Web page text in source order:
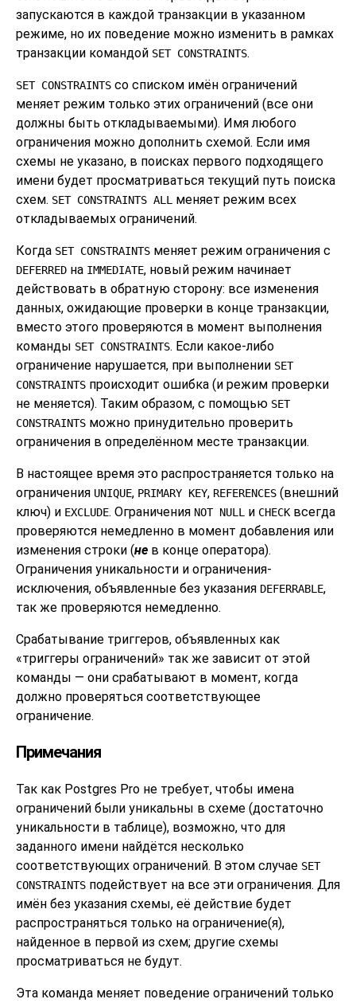
запускаются в каждой транзакции в указанном
режиме, но их поведение можно изменить в рамках
транзакции командой SET CONSTRAINTS.
SET CONSTRAINTS со списком имён ограничений
меняет режим только этих ограничений (все они
должны быть откладываемыми). Имя любого
ограничения можно дополнить схемой. Если имя
схемы не указано, в поисках первого подходящего
имени будет просматриваться текущий путь поиска
схем. SET CONSTRAINTS ALL меняет режим всех
откладываемых ограничений.
Когда SET CONSTRAINTS меняет режим ограничения с
DEFERRED на IMMEDIATE, новый режим начинает
действовать в обратную сторону: все изменения
данных, ожидающие проверки в конце транзакции,
вместо этого проверяются в момент выполнения
команды SET CONSTRAINTS. Если какое-либо
ограничение нарушается, при выполнении SET
CONSTRAINTS происходит ошибка (и режим проверки
не меняется). Таким образом, с помощью SET
CONSTRAINTS можно принудительно проверить
ограничения в определённом месте транзакции.
В настоящее время это распространяется только на
ограничения UNIQUE, PRIMARY KEY, REFERENCES (внешний
ключ) и EXCLUDE. Ограничения NOT NULL и CHECKвсегда
проверяются немедленно в момент добавления или
изменения строки (не в конце оператора).
Ограничения уникальности и ограничения-
исключения, объявленные без указания DEFERRABLE,
так же проверяются немедленно.
Срабатывание триггеров, объявленных как
«триггеры ограничений» так же зависит от этой
команды — они срабатывают в момент, когда
должно проверяться соответствующее
ограничение.
Примечания
Так как Postgres Pro не требует, чтобы имена
ограничений были уникальны в схеме (достаточно
уникальности в таблице), возможно, что для
заданного имени найдётся несколько
соответствующих ограничений. В этом случае SET
CONSTRAINTS подействует на все эти ограничения. Для
имён без указания схемы, её действие будет
распространяться только на ограничение(я),
найденное в первой из схем; другие схемы
просматриваться не будут.
Эта команда меняет поведение ограничений только